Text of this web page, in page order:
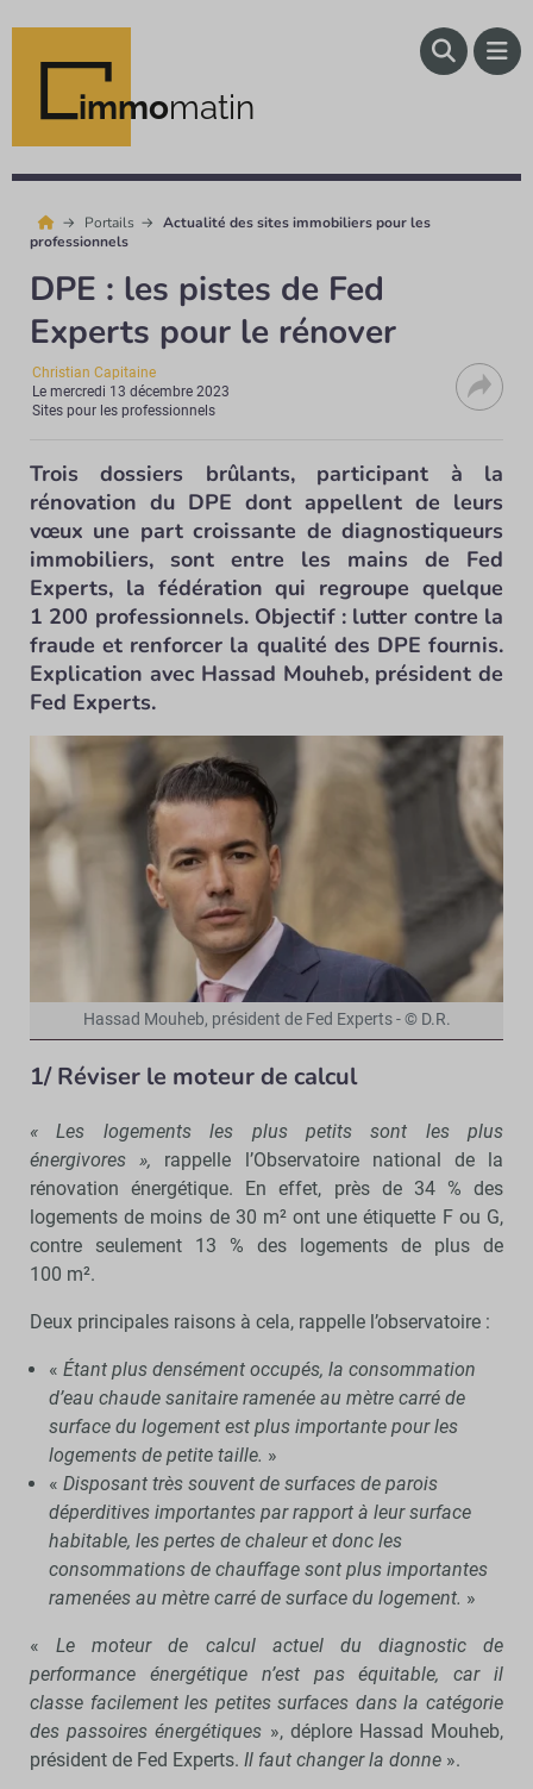
immomatin
Portails
Actualité des sites immobiliers pour les
professionnels
DPE : les pistes de Fed
Experts pour le rénover
Christian Capitaine
Lemercredi 13 décembre 2023
Sites pour les professionnels
Trois dossiers brûlants, participant à la
rénovation du DPE dont appellent de leurs
vœux une part croissante de diagnostiqueurs
immobiliers, sont entre les mains de Fed
Experts, la fédération qui regroupe quelque
1 200 professionnels. Objectif : lutter contre la
fraude et renforcer la qualité des DPE fournis.
Explication avec Hassad Mouheb, président de
Fed Experts.
Hassad Mouheb, président de Fed Experts - © D.R.
1/ Réviser le moteur de calcul
« Les logements les plus petits sont les plus
énergivores », rappelle l’Observatoire national de la
rénovation énergétique. En effet, près de 34 % des
logements de moins de 30 m² ont une étiquette F ou G,
contre seulement 13 % des logements de plus de
100 m².
Deux principales raisons à cela, rappelle l’observatoire :
« Étant plus densément occupés, la consommation
d’eau chaude sanitaire ramenée au mètre carré de
surface du logement est plus importante pour les
logements de petite taille. »
« Disposant très souvent de surfaces de parois
déperditives importantes par rapport à leur surface
habitable, les pertes de chaleur et donc les
consommations de chauffage sont plus importantes
ramenées au mètre carré de surface du logement. »
«Le moteur de calcul actuel du diagnostic de
performance énergétique n’est pas équitable, car il
classe facilement les petites surfaces dans la catégorie
des passoires énergétiques », déplore Hassad Mouheb,
président de Fed Experts. Il faut changer la donne ».